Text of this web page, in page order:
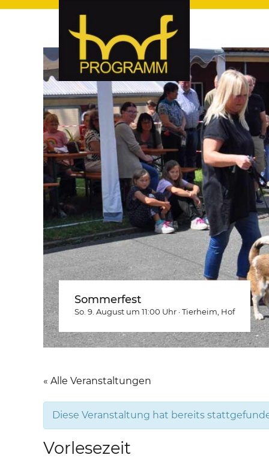
hof-programm – das
hof-programm – das Veranstaltungsportal für Hof und
Sommerfest
So. 9. August um 11:00 Uhr ·Tierheim , Hof
« Alle Veranstaltungen
Diese Veranstaltung hat bereits
Vorlesezeit